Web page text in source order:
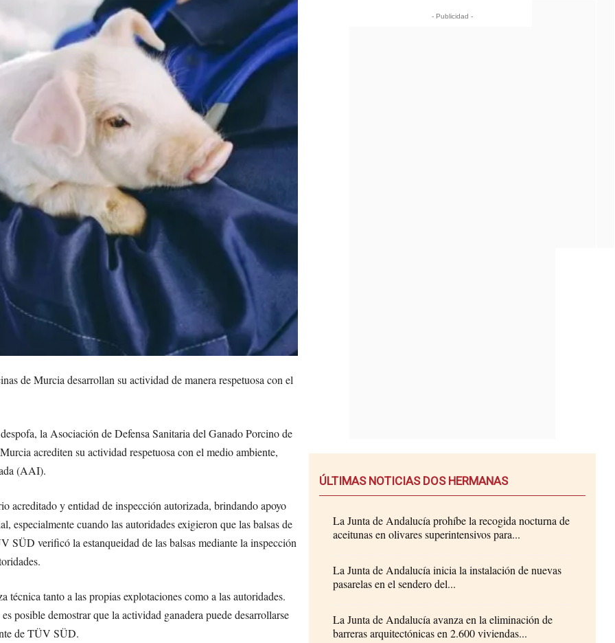
de Murcia desarrollan su actividad de manera respetuosa con el
la Asociación de Defensa Sanitaria del Ganado Porcino de
acrediten su actividad respetuosa con el medio ambiente,
(AAI).
y entidad de inspección autorizada, brindando apoyo
especialmente cuando las autoridades exigieron que las balsas de
SÜD verificó la estanqueidad de las balsas mediante la inspección
tanto a las propias explotaciones como a las autoridades.
posible demostrar que la actividad ganadera puede desarrollarse
de TÜV SÜD.
- Publicidad -
ÚLTIMAS NOTICIAS DOS HERMANAS
La Junta de Andalucía prohíbe la recogida nocturna de
aceitunas en olivares superintensivos para...
La Junta de Andalucía inicia la instalación de nuevas
pasarelas en el sendero del...
La Junta de Andalucía avanza en la eliminación de
barreras arquitectónicas en 2.600 viviendas...